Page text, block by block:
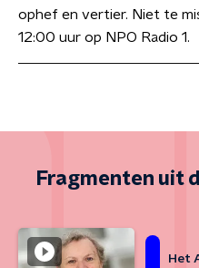
ophef en vertier. Niet te
12:00 uur op NPO Radio 1.
Fragmenten uit
Het